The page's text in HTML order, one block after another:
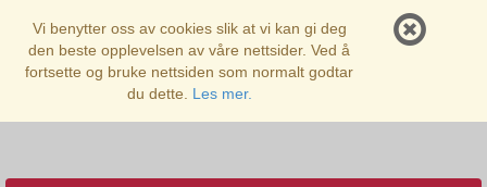
Vi benytter oss av cookies slik at vi kan gi deg
den beste opplevelsen av våre nettsider. Ved å
fortsette og bruke nettsiden som normalt godtar
du dette. Les mer.